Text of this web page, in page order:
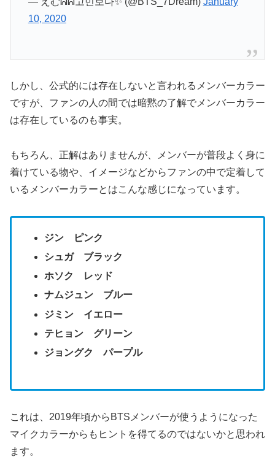
10, 2020
しかし、公式的には存在しないと言われるメンバーカラー
ですが、ファンの人の間では暗黙の了解でメンバーカラー
は存在しているのも事実。
もちろん、正解はありませんが、メンバーが普段よく身に
着けている物や、イメージなどからファンの中で定着して
いるメンバーカラーとはこんな感じになっています。
ジン ピンク
シュガ ブラック
ホソク レッド
ナムジュン ブルー
ジミン イエロー
テヒョン グリーン
ジョングク パープル
これは、2019年頃からBTSメンバーが使うようになった
マイクカラーからもヒントを得てるのではないかと思われ
ます。